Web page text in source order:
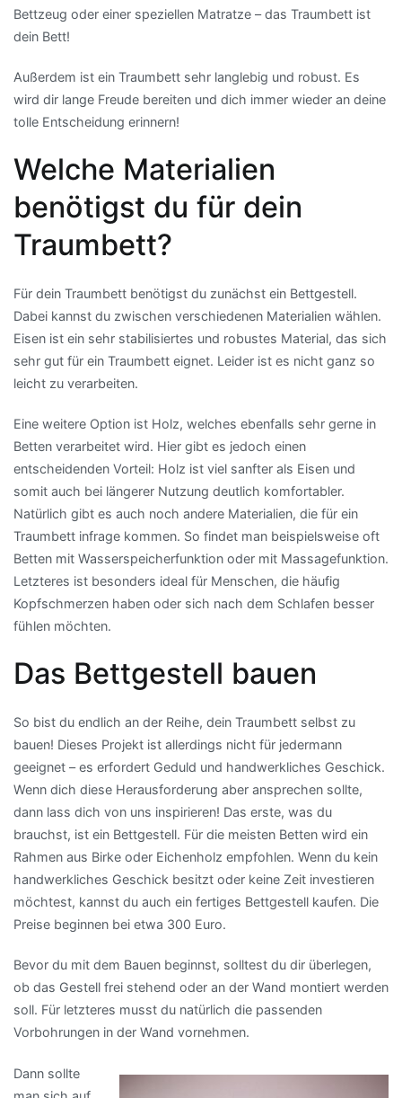
Bettzeug oder einer speziellen Matratze – das Traumbett ist
dein Bett!
Außerdem ist ein Traumbett sehr langlebig und robust. Es
wird dir lange Freude bereiten und dich immer wieder an deine
tolle Entscheidung erinnern!
Welche Materialien
benötigst du für dein
Traumbett?
Für dein Traumbett benötigst du zunächst ein Bettgestell.
Dabei kannst du zwischen verschiedenen Materialien wählen.
Eisen ist ein sehr stabilisiertes und robustes Material, das sich
sehr gut für ein Traumbett eignet. Leider ist es nicht ganz so
leicht zu verarbeiten.
Eine weitere Option ist Holz, welches ebenfalls sehr gerne in
Betten verarbeitet wird. Hier gibt es jedoch einen
entscheidenden Vorteil: Holz ist viel sanfter als Eisen und
somit auch bei längerer Nutzung deutlich komfortabler.
Natürlich gibt es auch noch andere Materialien, die für ein
Traumbett infrage kommen. So findet man beispielsweise oft
Betten mit Wasserspeicherfunktion oder mit Massagefunktion.
Letzteres ist besonders ideal für Menschen, die häufig
Kopfschmerzen haben oder sich nach dem Schlafen besser
fühlen möchten.
Das Bettgestell bauen
So bist du endlich an der Reihe, dein Traumbett selbst zu
bauen! Dieses Projekt ist allerdings nicht für jedermann
geeignet – es erfordert Geduld und handwerkliches Geschick.
Wenn dich diese Herausforderung aber ansprechen sollte,
dann lass dich von uns inspirieren! Das erste, was du
brauchst, ist ein Bettgestell. Für die meisten Betten wird ein
Rahmen aus Birke oder Eichenholz empfohlen. Wenn du kein
handwerkliches Geschick besitzt oder keine Zeit investieren
möchtest, kannst du auch ein fertiges Bettgestell kaufen. Die
Preise beginnen bei etwa 300 Euro.
Bevor du mit dem Bauen beginnst, solltest du dir überlegen,
ob das Gestell frei stehend oder an der Wand montiert werden
soll. Für letzteres musst du natürlich die passenden
Vorbohrungen in der Wand vornehmen.
Dann sollte